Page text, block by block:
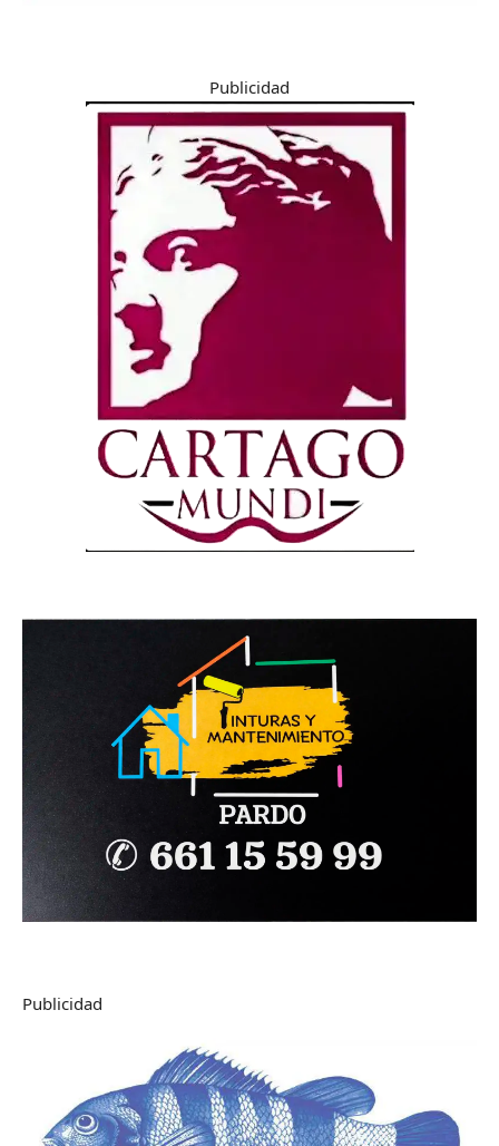
Publicidad
Publicidad